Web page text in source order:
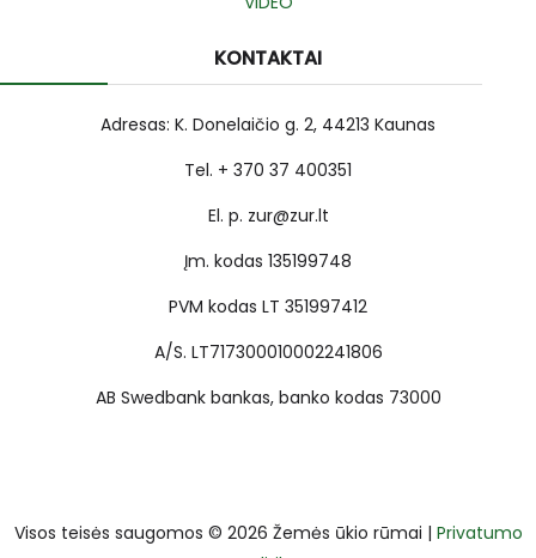
KONTAKTAI
Adresas: K. Donelaičio g. 2, 44213 Kaunas
Tel. + 370 37 400351
El. p. zur@zur.lt
Įm. kodas 135199748
PVM kodas LT 351997412
A/S. LT717300010002241806
AB Swedbank bankas, banko kodas 73000
Visos teisės saugomos © 2026 Žemės ūkio rūmai | Privatumo